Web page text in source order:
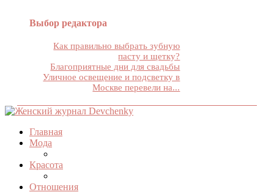
Выбор редактора
Как правильно выбрать зубную
пасту и щетку?
Благоприятные дни для свадьбы
Уличное освещение и подсветку в
Москве перевели на...
Главная
Мода
Красота
Отношения